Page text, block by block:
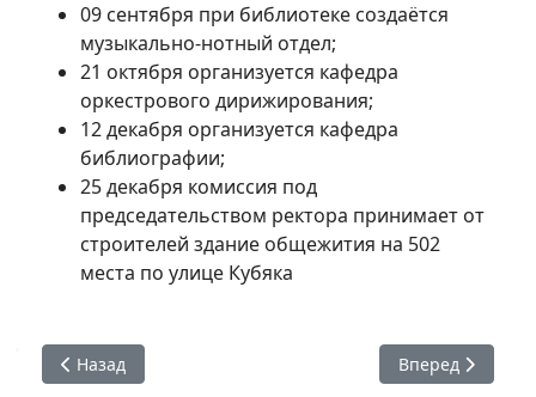
09 сентября при библиотеке создаётся
музыкально-нотный отдел;
21 октября организуется кафедра
оркестрового дирижирования;
12 декабря организуется кафедра
библиографии;
25 декабря комиссия под
председательством ректора принимает от
строителей здание общежития на 502
места по улице Кубяка
Предыдущий: Интересные факты о ХГИК. Часть 4
Назад Следующий:
Вперед